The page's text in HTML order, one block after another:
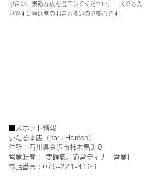
り合い、素敵な夜を過ごしてください。一人でも入
りやすい雰囲気のお店も多いので安心です。
■スポット情報
いたる本店（Itaru Honten）
住所：石川県金沢市柿木畠3-8
営業時間：[要確認。通常ディナー営業]
電話番号：076-221-4129